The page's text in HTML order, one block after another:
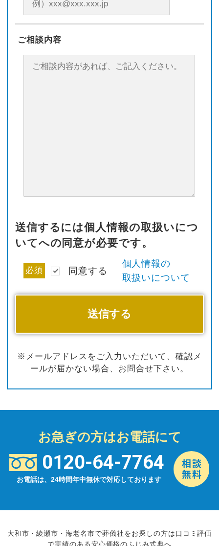
ご相談内容
送信するには個人情報の取扱いにつ
いてへの同意が必要です。
必須 同意する
個人情報の
取扱いについて
※メールアドレスをご入力いただいて、確認メ
ールが届かない場合、お問合せ下さい。
お急ぎの方はお電話にて
0120-64-7764
お電話は、24時間年中無休で対応しております
大和市・綾瀬市・海老名市で葬儀社をお探しの方は口コミ評価
で実績のある安心価格のふじみ式典へ